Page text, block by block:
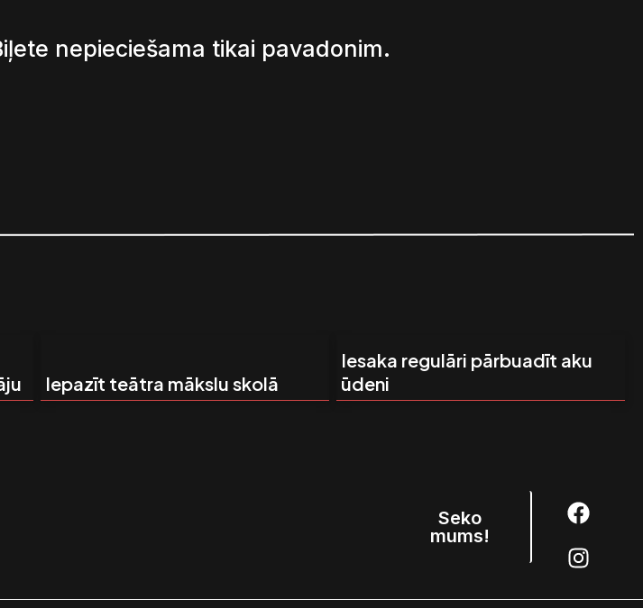
nepieciešama tikai pavadonim.
Iepazīt teātra mākslu skolā
Iesaka regulāri pārbuadīt aku
ūdeni
Seko
mums!
F
a
c
e
I
n
s
t